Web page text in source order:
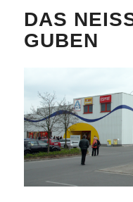
DAS
UBEN